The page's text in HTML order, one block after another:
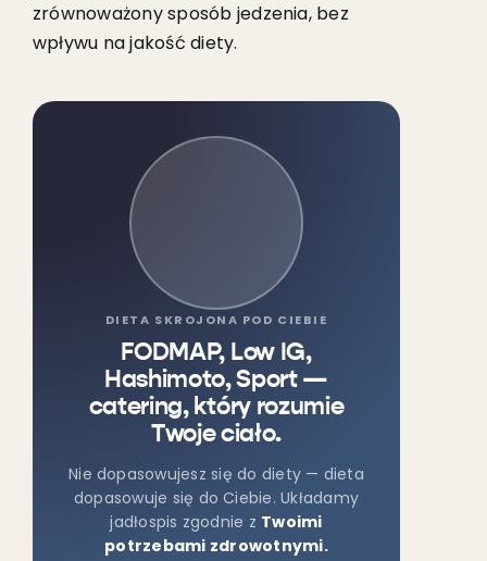
zrównoważony sposób jedzenia, bez
wpływu na jakość diety.
DIETA SKROJONA POD CIEBIE
FODMAP, Low IG,
Hashimoto, Sport —
catering, który rozumie
Twoje ciało.
Nie dopasowujesz się do diety — dieta
dopasowuje się do Ciebie. Układamy
jadłospis zgodnie z Twoimi
potrzebami zdrowotnymi.